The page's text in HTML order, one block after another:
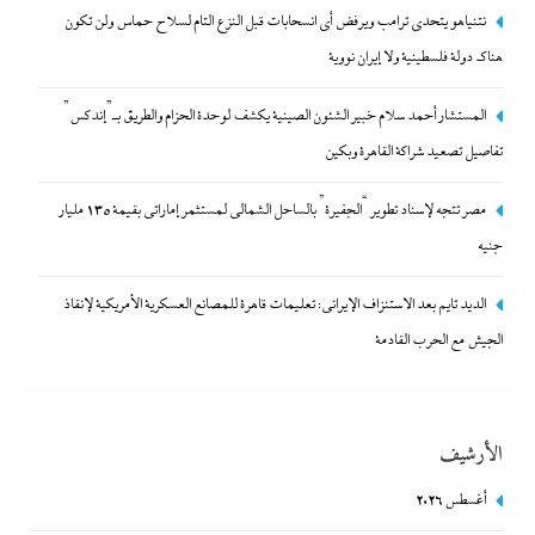
مصر تتجه لإسناد تطوير “الجفيرة” بالساحل الشمالي لمستثمر إماراتي بقيمة
135 مليار جنيه
9 أغسطس، 2026
نتنياهو يتحدي ترامب ويرفض أى انسحابات قبل النزع التام لسلاح حماس ولن تكون
هناك دولة فلسطينية ولا إيران نووية
المستشار أحمد سلام خبير الشئون الصينية يكشف لوحدة الحزام والطريق بـ”إندكس”
تفاصيل تصعيد شراكة القاهرة وبكين
مصر تتجه لإسناد تطوير “الجفيرة” بالساحل الشمالي لمستثمر إماراتي بقيمة 135 مليار
جنيه
الديد تايم بعد الاستنزاف الإيرانى: تعليمات قاهرة للمصانع العسكرية الأمريكية لإنقاذ
الجيش مع الحرب القادمة
الأرشيف
أغسطس 2026